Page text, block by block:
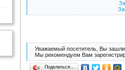
Уважаемый посетитель, Вы зашли
Мы рекомендуем Вам
Поделиться…